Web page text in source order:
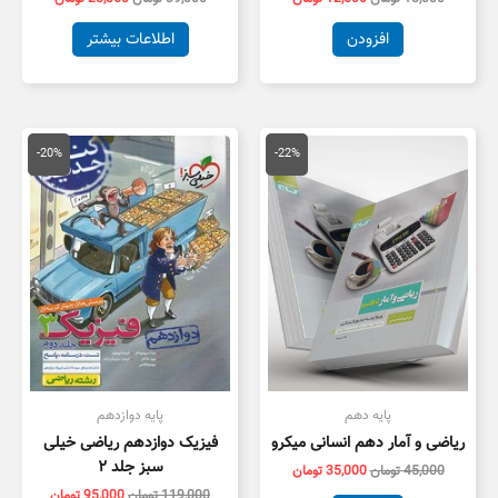
افزودن اطلاعات بیشتر
-22%
پایه دهم
ریاضی و آمار دهم انسانی میکرو
45,000تومان
45,000 تومان
بود.
35,000تومان
قیمت
فعلی
35,000 تومان
است.
-20%
پایه دوازدهم
فیزیک دوازدهم ریاضی خیلی
سبز جلد ۲
قیمت
اصلی
119,000 تومان
بود.
قیمت
فعلی
است.